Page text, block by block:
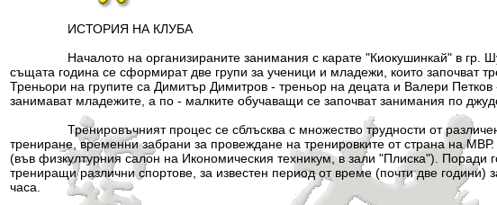
ИСТОРИЯ НА КЛУБА
Началото на организираните занимания с карате "Киокушинкай" в гр.
същата година се сформират две групи за ученици и младежи, които започват
Треньори на групите са Димитър Димитров - треньор на децата и Валери
занимават младежите, а по - малките обучаващи се започват занимания по
Тренировъчният процес се сблъсква с множество трудности от различен
трениране, временни забрани за провеждане на тренировките от страна на
(във физкултурния салон на Икономическия техникум, в зали "Плиска"). Поради
трениращи различни спортове, за известен период от време (почти две години)
часа.